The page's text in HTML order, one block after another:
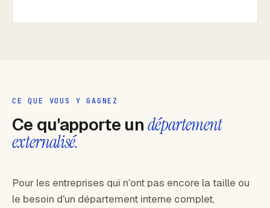
CE QUE VOUS Y GAGNEZ
Ce qu'apporte undépartement
externalisé.
Pour les entreprises qui n'ont pas encore la taille ou
le besoin d'un département interne complet,